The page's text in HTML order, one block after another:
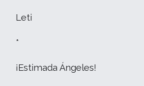
Leti
*
¡Estimada Ángeles!